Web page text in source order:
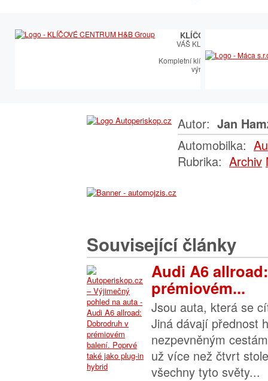
KLÍČOVÉ CENTRUM
VÁŠ KLÍČOVÝ PARTNER
Kompletní klíčařský sortiment
výroby autoklíčů
Autor: Jan
Automobilka:
Rubrika: Archiv
Související články
Audi A6
prémiovém...
Jsou auta, která se
Jiná dávají přednost
nezpevněným
už více než čtvrt
všechny tyto světy...